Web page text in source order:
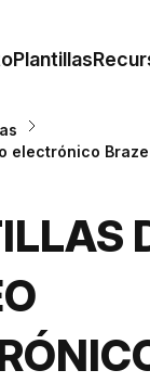
Plantillas
electrónico Braze